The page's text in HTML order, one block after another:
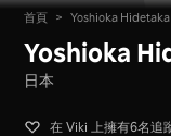
首頁 > Yoshioka Hidetaka
Yoshioka
日本
在 Viki 上擁有6名追